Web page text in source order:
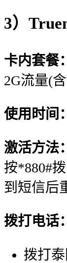
3）
卡内套餐：
2G流量(
使用时间：
激活方法：
按*880#
到短信后
拨打电话：
拨打